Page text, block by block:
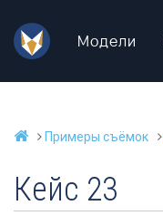
Модели
Примеры съёмок
Кейс 23